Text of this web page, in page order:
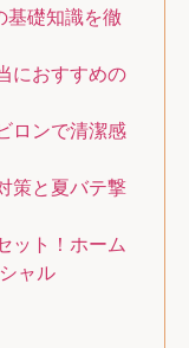
基礎知識を徹
におすすめの
ロンで清潔感
策と夏バテ撃
ット！ホーム
ャル